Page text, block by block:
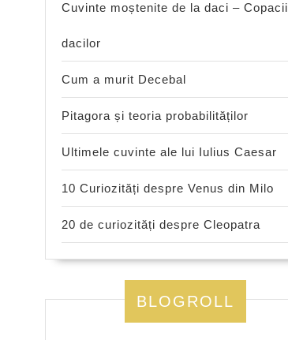
Cuvinte moștenite de la daci – Copacii
dacilor
Cum a murit Decebal
Pitagora și teoria probabilităților
Ultimele cuvinte ale lui Iulius Caesar
10 Curiozități despre Venus din Milo
20 de curiozități despre Cleopatra
BLOGROLL